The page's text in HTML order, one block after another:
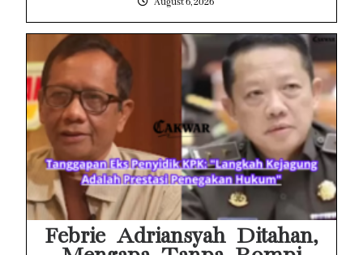
Febrie Adriansyah Ditahan,